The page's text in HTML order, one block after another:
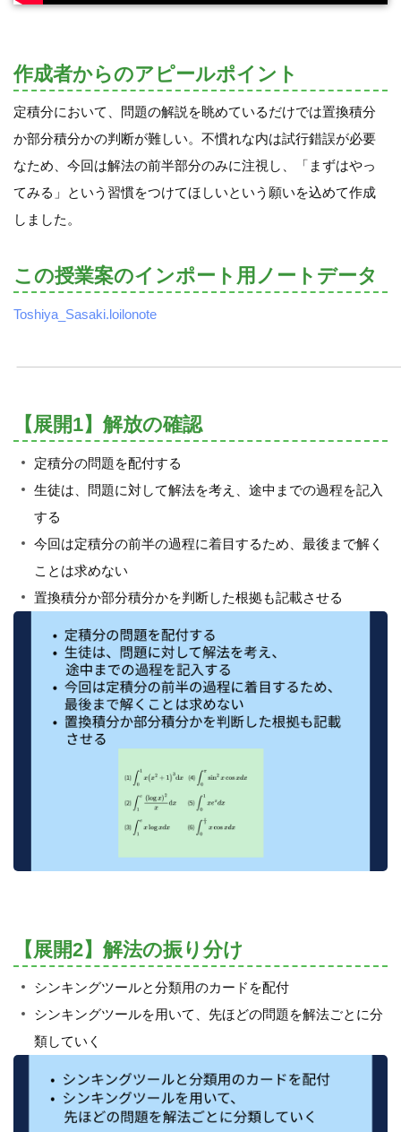
作成者からのアピールポイント
定積分において、問題の解説を眺めているだけでは置換積分
か部分積分かの判断が難しい。不慣れな内は試行錯誤が必要
なため、今回は解法の前半部分のみに注視し、「まずはやっ
てみる」という習慣をつけてほしいという願いを込めて作成
しました。
この授業案のインポート用ノートデータ
Toshiya_Sasaki.loilonote
【展開1】解放の確認
定積分の問題を配付する
生徒は、問題に対して解法を考え、途中までの過程を記入
する
今回は定積分の前半の過程に着目するため、最後まで解く
ことは求めない
置換積分か部分積分かを判断した根拠も記載させる
【展開2】解法の振り分け
シンキングツールと分類用のカードを配付
シンキングツールを用いて、先ほどの問題を解法ごとに分
類していく